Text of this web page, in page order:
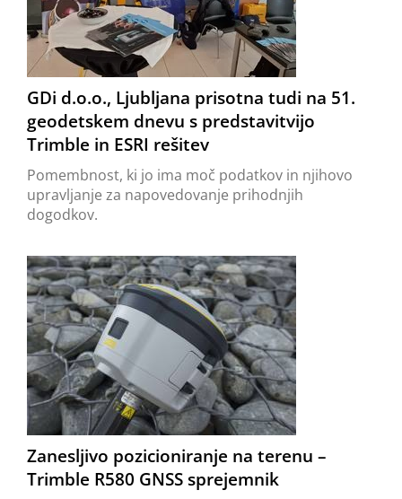
GDi d.o.o., Ljubljana prisotna tudi na 51.
geodetskem dnevu s predstavitvijo
Trimble in ESRI rešitev
Pomembnost, ki jo ima moč podatkov in njihovo
upravljanje za napovedovanje prihodnjih
dogodkov.
Zanesljivo pozicioniranje na terenu –
Trimble R580 GNSS sprejemnik